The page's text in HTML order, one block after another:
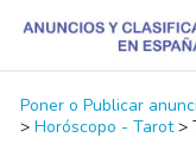
Poner o Publicar
> Horóscopo - Tarot >